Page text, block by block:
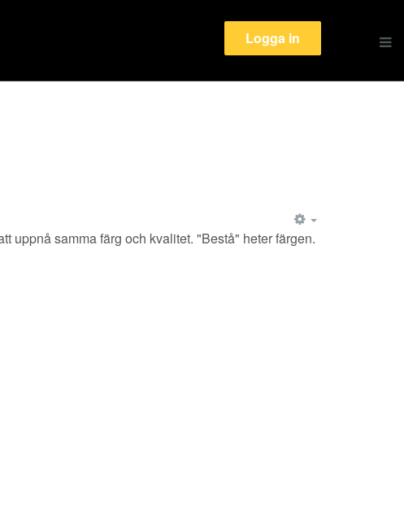
Logga in
uppnå samma färg och kvalitet. "Bestå" heter färgen.